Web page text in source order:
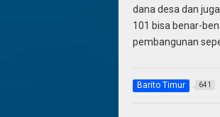
dana desa dan
101 bisa benar-
pembangunan
Barito Timur 641